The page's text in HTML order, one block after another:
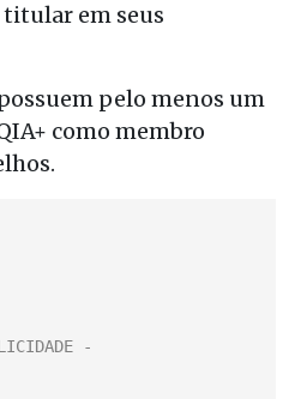
em seus
pelo menos um
como membro